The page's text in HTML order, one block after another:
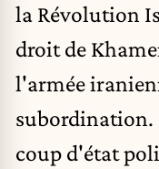
la Révolution
droit de
l'armée
subordination.
coup d'état